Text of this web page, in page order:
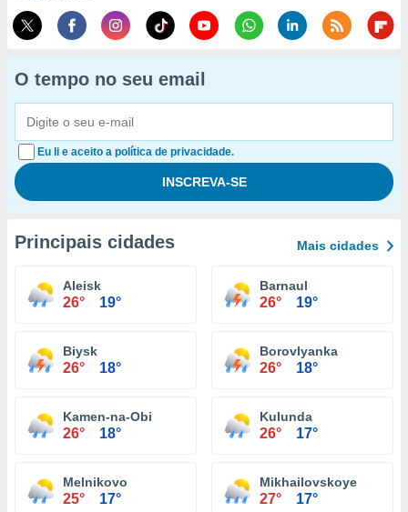
O tempo no seu email
Eu li e aceito a política de privacidade.
Principais cidades Mais cidades
Aleisk
26° 19°
Barnaul
26° 19°
Biysk
26° 18°
Borovlyanka
26° 18°
Kamen-na-Obi
26° 18°
Kulunda
26° 17°
Melnikovo
25° 17°
Mikhailovskoye
27° 17°